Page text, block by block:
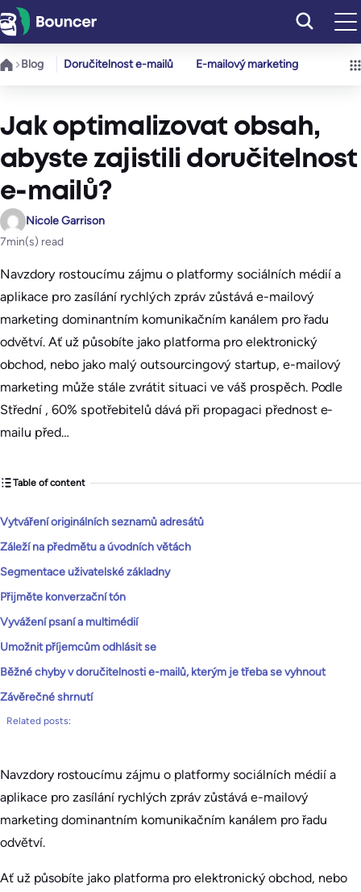
Přeskočit
na
obsah
Blog Doručitelnost e-mailů E-mailový marketing
Jak optimalizovat obsah,
abyste zajistili doručitelnost
e-mailů?
Nicole Garrison
7min(s) read
Navzdory rostoucímu zájmu o platformy sociálních médií a
aplikace pro zasílání rychlých zpráv zůstává e-mailový
marketing dominantním komunikačním kanálem pro řadu
odvětví. Ať už působíte jako platforma pro elektronický
obchod, nebo jako malý outsourcingový startup, e-mailový
marketing může stále zvrátit situaci ve váš prospěch. Podle
Střední , 60% spotřebitelů dává při propagaci přednost e-
mailu před…
Table of content
Vytváření originálních seznamů adresátů
Záleží na předmětu a úvodních větách
Segmentace uživatelské základny
Přijměte konverzační tón
Vyvážení psaní a multimédií
Umožnit příjemcům odhlásit se
Běžné chyby v doručitelnosti e-mailů, kterým je třeba se vyhnout
Závěrečné shrnutí
Related posts:
Navzdory rostoucímu zájmu o platformy sociálních médií a
aplikace pro zasílání rychlých zpráv zůstává e-mailový
marketing dominantním komunikačním kanálem pro řadu
odvětví.
Ať už působíte jako platforma pro elektronický obchod, nebo